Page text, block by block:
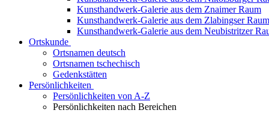
Kunsthandwerk-Galerie aus dem Znaimer Raum
Kunsthandwerk-Galerie aus dem Zlabingser Raum
Kunsthandwerk-Galerie aus dem Neubistritzer
Ortskunde
Ortsnamen deutsch
Ortsnamen tschechisch
Gedenkstätten
Persönlichkeiten
Persönlichkeiten von A-Z
Persönlichkeiten nach Bereichen